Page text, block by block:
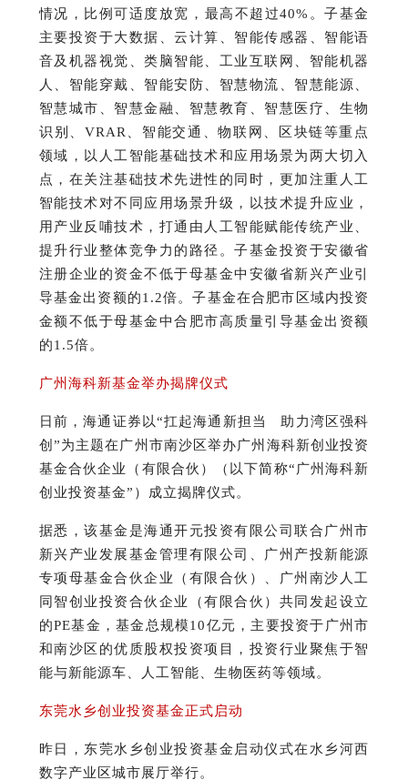
情况，比例可适度放宽，最高不超过40%。子基金
主要投资于大数据、云计算、智能传感器、智能语
音及机器视觉、类脑智能、工业互联网、智能机器
人、智能穿戴、智能安防、智慧物流、智慧能源、
智慧城市、智慧金融、智慧教育、智慧医疗、生物
识别、VRAR、智能交通、物联网、区块链等重点
领域，以人工智能基础技术和应用场景为两大切入
点，在关注基础技术先进性的同时，更加注重人工
智能技术对不同应用场景升级，以技术提升应业，
用产业反哺技术，打通由人工智能赋能传统产业、
提升行业整体竞争力的路径。子基金投资于安徽省
注册企业的资金不低于母基金中安徽省新兴产业引
导基金出资额的1.2倍。子基金在合肥市区域内投资
金额不低于母基金中合肥市高质量引导基金出资额
的1.5倍。
广州海科新基金举办揭牌仪式
日前，海通证券以“扛起海通新担 当 助力湾区强科
创”为主题在广州市南沙区举办广州海科新创业投资
基金合伙企业（有限合伙）（以下简称“广州海科新
创业投资基金”）成立揭牌仪式。
据悉，该基金是海通开元投资有限公司联合广州市
新兴产业发展基金管理有限公司、广州产投新能源
专项母基金合伙企业（有限合伙）、广州南沙人工
同智创业投资合伙企业（有限合伙）共同发起设立
的PE基金，基金总规模10亿元，主要投资于广州市
和南沙区的优质股权投资项目，投资行业聚焦于智
能与新能源车、人工智能、生物医药等领域。
东莞水乡创业投资基金正式启动
昨日，东莞水乡创业投资基金启动仪式在水乡河西
数字产业区城市展厅举行。